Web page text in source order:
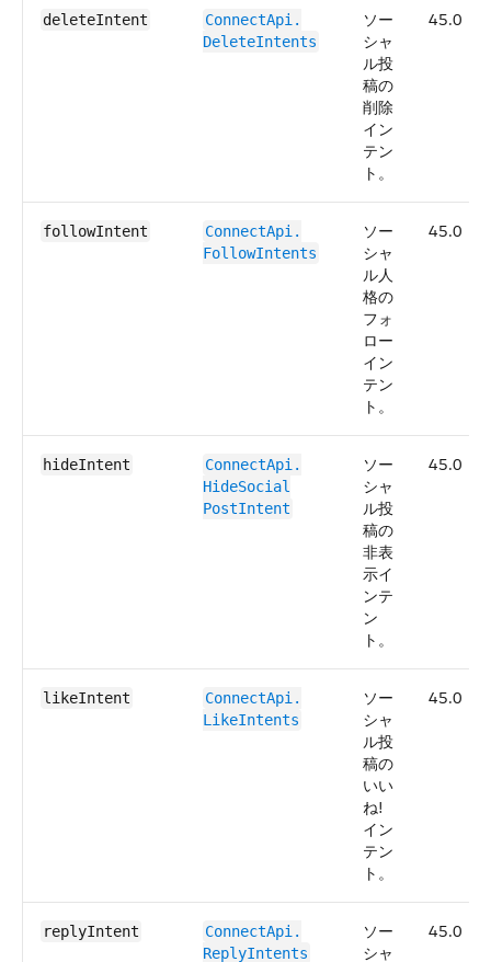
deleteIntent
ConnectApi.​
DeleteIntents
ソー
シャ
ル投
稿の
削除
イン
テン
ト。
45.0
followIntent
ConnectApi.​
FollowIntents
ソー
シャ
ル人
格の
フォ
ロー
イン
テン
ト。
45.0
hideIntent
ConnectApi.​
HideSocial​
PostIntent
ソー
シャ
ル投
稿の
非表
示イ
ンテ
ン
ト。
45.0
likeIntent
ConnectApi.​
LikeIntents
ソー
シャ
ル投
稿の
いい
ね!
イン
テン
ト。
45.0
replyIntent
ConnectApi.​
ReplyIntents
ソー
シャ
45.0